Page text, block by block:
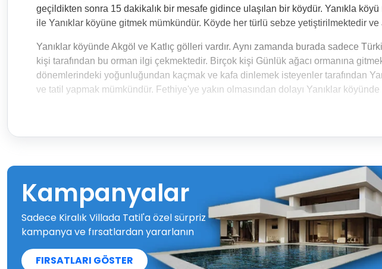
geçildikten sonra 15 dakikalık bir mesafe gidince ulaşılan bir köydür. Yanıkla
ile Yanıklar köyüne gitmek mümkündür. Köyde her türlü sebze yetiştirilmektedir
Yanıklar köyünde Akgöl ve Katlıç gölleri vardır. Aynı zamanda burada sadece
kişi tarafından bu orman ilgi çekmektedir. Birçok kişi Günlük ağacı ormanına
dönemlerindeki yoğunluğundan kaçmak ve kafa dinlemek isteyenler tarafından
ve tatil yapmak mümkündür. Fethiye'ye yakın olmasından dolayı Yanıklar
Kampanyalar
Sadece Kiralık Villada Tatil'a özel sürpriz
kampanya ve fırsatlardan yararlanın
FIRSATLARI GÖSTER